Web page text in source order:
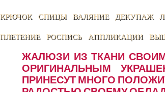
КРЮЧОК СПИЦЫ ВАЛЯНИЕ ДЕКУПАЖ
ПЛЕТЕНИЕ РОСПИСЬ АППЛИКАЦИИ
ЖАЛЮЗИ ИЗ ТКАНИ
ОРИГИНАЛЬНЫМ
ПРИНЕСУТ МНОГО